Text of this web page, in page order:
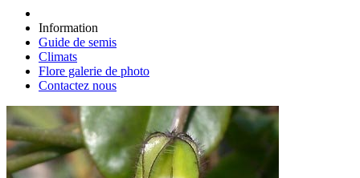
Information
Guide de semis
Climats
Flore galerie de photo
Contactez nous